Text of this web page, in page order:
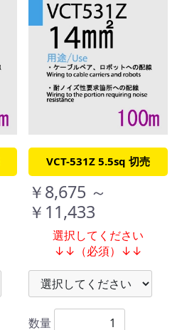
VCT-531Z 5.5sq 切売
￥8,675 ～
￥11,433
選択してください
↓↓（必須）↓↓
数量